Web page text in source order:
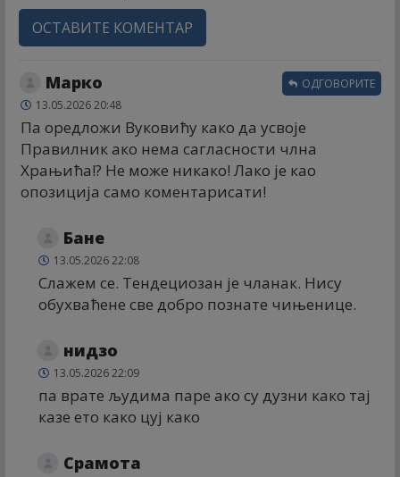
ОСТАВИТЕ КОМЕНТАР
Марко
13.05.2026 20:48
Па оредложи Вуковићу како да усвоје
Правилник ако нема сагласности члна
Храњића!? Не може никако! Лако је као
опозиција само коментарисати!
ОДГОВОРИТЕ
Бане
13.05.2026 22:08
Слажем се. Тендециозан је чланак. Нису
обухваћене све добро познате чињенице.
нидзо
13.05.2026 22:09
па врате људима паре ако су дузни како тај
казе ето како цуј како
Срамота